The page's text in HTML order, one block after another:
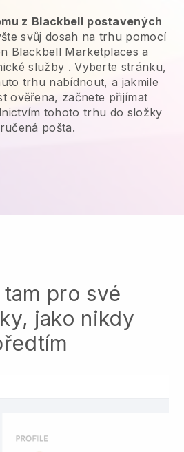
z Blackbell postavených
svůj dosah na trhu pomocí
Blackbell Marketplaces a
služby . Vyberte stránku,
trhu nabídnout, a jakmile
ověřena, začnete přijímat
tohoto trhu do složky
pošta.
pro své
jako nikdy